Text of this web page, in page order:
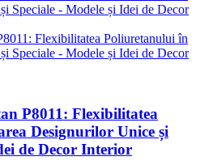
P8011: Flexibilitatea
Designurilor Unice și
de Decor Interior